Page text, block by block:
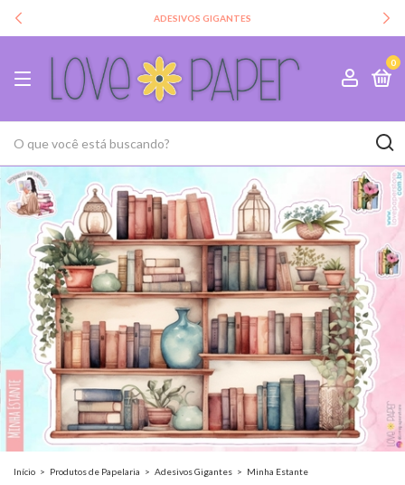
ADESIVOS GIGANTES
0
Início > Produtos de Papelaria > Adesivos Gigantes > Minha Estante